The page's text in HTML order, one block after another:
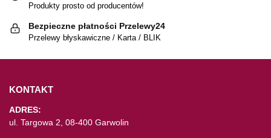
Produkty prosto od producentów!
Bezpieczne płatności Przelewy24
Przelewy błyskawiczne / Karta / BLIK
KONTAKT
ADRES:
ul. Targowa 2, 08-400 Garwolin